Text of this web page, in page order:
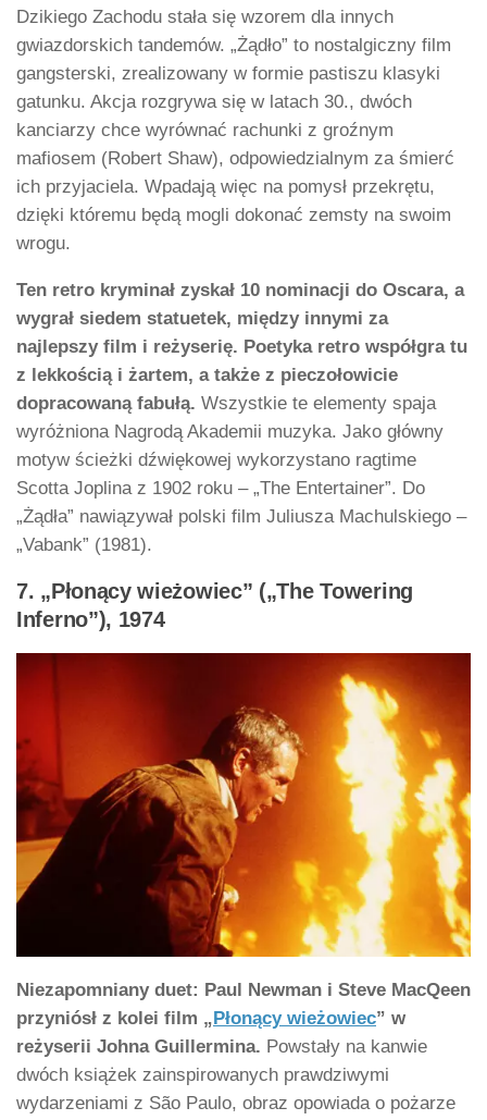
Dzikiego Zachodu stała się wzorem dla innych
gwiazdorskich tandemów. „Żądło” to nostalgiczny film
gangsterski, zrealizowany w formie pastiszu klasyki
gatunku. Akcja rozgrywa się w latach 30., dwóch
kanciarzy chce wyrównać rachunki z groźnym
mafiosem (Robert Shaw), odpowiedzialnym za śmierć
ich przyjaciela. Wpadają więc na pomysł przekrętu,
dzięki któremu będą mogli dokonać zemsty na swoim
wrogu.
Ten retro kryminał zyskał 10 nominacji do Oscara, a
wygrał siedem statuetek, między innymi za
najlepszy film i reżyserię. Poetyka retro współgra tu
z lekkością i żartem, a także z pieczołowicie
dopracowaną fabułą. Wszystkie te elementy spaja
wyróżniona Nagrodą Akademii muzyka. Jako główny
motyw ścieżki dźwiękowej wykorzystano ragtime
Scotta Joplina z 1902 roku – „The Entertainer”. Do
„Żądła” nawiązywał polski film Juliusza Machulskiego –
„Vabank” (1981).
7. „Płonący wieżowiec” („The Towering
Inferno”), 1974
Niezapomniany duet: Paul Newman i Steve MacQeen
przyniósł z kolei film „ Płonący wieżowiec” w
reżyserii Johna Guillermina. Powstały na kanwie
dwóch książek zainspirowanych prawdziwymi
wydarzeniami z São Paulo, obraz opowiada o pożarze